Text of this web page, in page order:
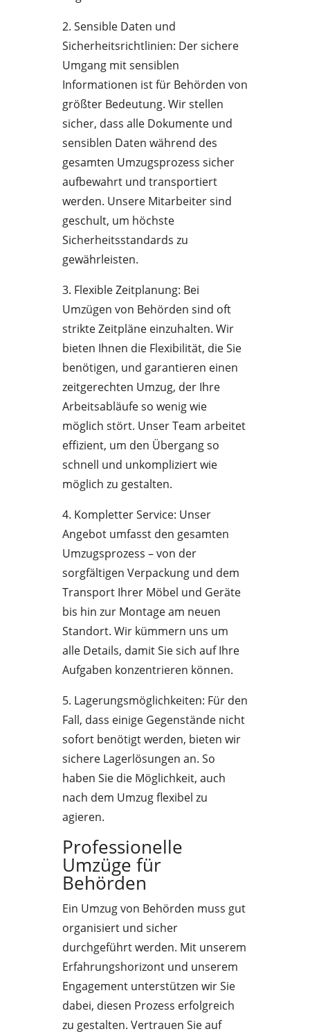
2. Sensible Daten und
Sicherheitsrichtlinien: Der sichere
Umgang mit sensiblen
Informationen ist für Behörden von
größter Bedeutung. Wir stellen
sicher, dass alle Dokumente und
sensiblen Daten während des
gesamten Umzugsprozess sicher
aufbewahrt und transportiert
werden. Unsere Mitarbeiter sind
geschult, um höchste
Sicherheitsstandards zu
gewährleisten.
3. Flexible Zeitplanung: Bei
Umzügen von Behörden sind oft
strikte Zeitpläne einzuhalten. Wir
bieten Ihnen die Flexibilität, die Sie
benötigen, und garantieren einen
zeitgerechten Umzug, der Ihre
Arbeitsabläufe so wenig wie
möglich stört. Unser Team arbeitet
effizient, um den Übergang so
schnell und unkompliziert wie
möglich zu gestalten.
4. Kompletter Service: Unser
Angebot umfasst den gesamten
Umzugsprozess – von der
sorgfältigen Verpackung und dem
Transport Ihrer Möbel und Geräte
bis hin zur Montage am neuen
Standort. Wir kümmern uns um
alle Details, damit Sie sich auf Ihre
Aufgaben konzentrieren können.
5. Lagerungsmöglichkeiten: Für den
Fall, dass einige Gegenstände nicht
sofort benötigt werden, bieten wir
sichere Lagerlösungen an. So
haben Sie die Möglichkeit, auch
nach dem Umzug flexibel zu
agieren.
Professionelle
Umzüge für
Behörden
Ein Umzug von Behörden muss gut
organisiert und sicher
durchgeführt werden. Mit unserem
Erfahrungshorizont und unserem
Engagement unterstützen wir Sie
dabei, diesen Prozess erfolgreich
zu gestalten. Vertrauen Sie auf